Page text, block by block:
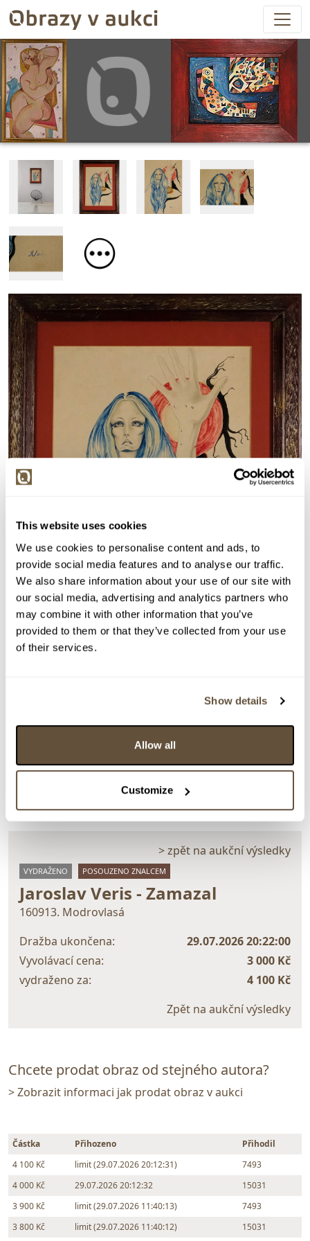
This website uses cookies
We use cookies to personalise content and ads, to
provide social media features and to analyse our traffic.
We also share information about your use of our site with
our social media, advertising and analytics partners who
may combine it with other information that you’ve
provided to them or that they’ve collected from your use
of their services.
Show details
Allow all
Customize
Veris. Rám, pasparta, sklo.
> Zobrazit detail položky a informace o autorovi
> zpět na aukční výsledky
VYDRAŽENO POSOUZENO ZNALCEM
Jaroslav Veris - Zamazal
160913. Modrovlasá
Dražba ukončena:
29.07.2026 20:22:00
Vyvolávací cena:
3 000 Kč
vydraženo za:
4 100 Kč
Zpět na aukční výsledky
Chcete prodat obraz od stejného autora?
> Zobrazit informaci jak prodat obraz v aukci
Částka Přihozeno
Přihodil
4 100 Kč
limit (29.07.2026 20:12:31)
7493
4 000 Kč
29.07.2026 20:12:32
15031
3 900 Kč
limit (29.07.2026 11:40:13)
7493
3 800 Kč
limit (29.07.2026 11:40:12) 15031